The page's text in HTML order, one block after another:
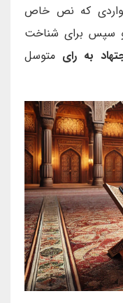
که نص خاص
و سپس برای شناخت
به رای متوسل